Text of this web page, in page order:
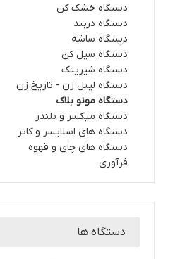
دستگاه خشک کن
دستگاه دربند
دستگاه ساشه
دستگاه سیل کن
دستگاه شیرینک
دستگاه لیبل زن - تاریخ زن
دستگاه مونو بلاک
دستگاه میکسر و بلندر
دستگاه های اسلایسر و کاتر
دستگاه های چای و قهوه
فرآوری
دستگاه ها